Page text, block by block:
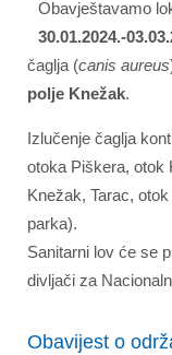
Obavještavamo
30.01.2024.-
čaglja (canis aureus
polje Knežak.
Izlučenje čaglja
otoka Piškera, otok
Knežak, Tarac,
parka).
Sanitarni lov će se
divljači za
Obavijest o